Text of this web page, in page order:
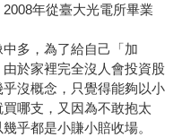
年從臺大光電所畢業
多，為了給自己「加
於家裡完全沒人會投資股
沒概念，只覺得能夠以小
哪支，又因為不敢抱太
乎都是小賺小賠收場。